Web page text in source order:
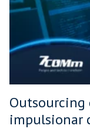
Outsourcing
impulsionar